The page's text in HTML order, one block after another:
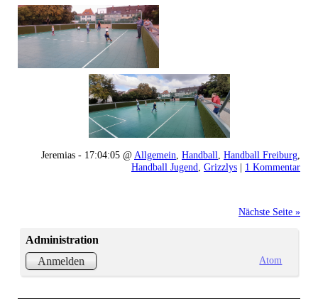
Jeremias - 17:04:05 @ Allgemein Handball Handball Freiburg
Handball Jugend Grizzlys | 1 Kommentar
Nächste Seite »
Administration
Anmelden
Atom